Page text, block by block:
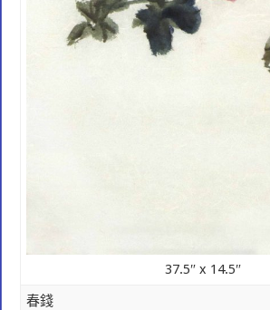
37.5″ x 14.5″
春錢